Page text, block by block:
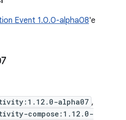
Event 1.0.0-alpha08'e
alpha07 ,
compose:1.12.0-